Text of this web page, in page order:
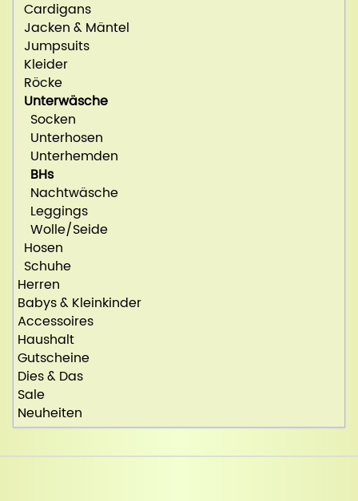
Cardigans
Jacken & Mäntel
Jumpsuits
Kleider
Röcke
Unterwäsche
Socken
Unterhosen
Unterhemden
BHs
Nachtwäsche
Leggings
Wolle/Seide
Hosen
Schuhe
Herren
Babys & Kleinkinder
Accessoires
Haushalt
Gutscheine
Dies & Das
Sale
Neuheiten